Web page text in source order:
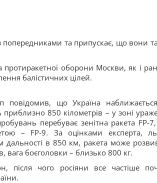
попередниками та припускає, що вони
оборони Москви, як і
балістичних цілей.
повідомив, що Україна
приблизно 850 кілометрів – у зоні
перебуває зенітна ракета FP-
– FP-9. За оцінками експерта,
в 850 км, ракета може
вага боєголовки – близько 800 кг.
після чого росіяни все частіше